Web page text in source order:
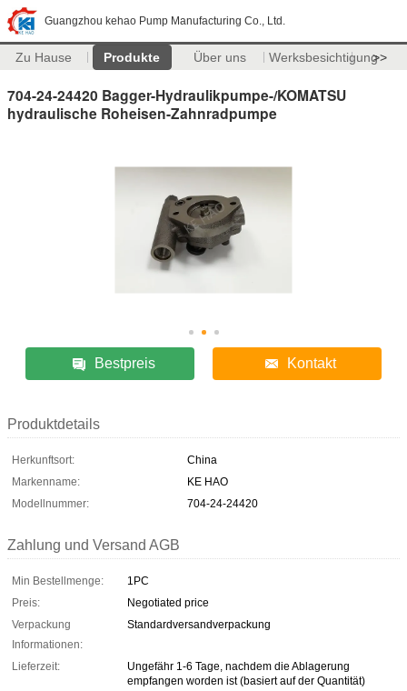
Guangzhou kehao Pump Manufacturing Co., Ltd.
Zu Hause Produkte Über uns Werksbesichtigung>>
704-24-24420 Bagger-Hydraulikpumpe-/KOMATSU
hydraulische Roheisen-Zahnradpumpe
Bestpreis Kontakt
Produktdetails
Herkunftsort:
China
Markenname:
KE HAO
Modellnummer:
704-24-24420
Zahlung und Versand AGB
Min Bestellmenge:
1PC
Preis:
Negotiated price
Verpackung
Informationen:
Standardversandverpackung
Lieferzeit:
Ungefähr 1-6 Tage, nachdem die Ablagerung
empfangen worden ist (basiert auf der Quantität)